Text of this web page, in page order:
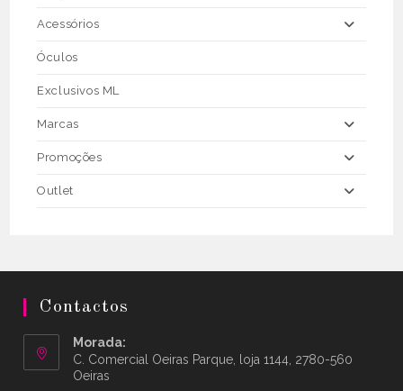
Acessórios
Óculos
Exclusivos ML
Marcas
Promoções
Outlet
Contactos
Morada:
C. Comercial Oeiras Parque, loja 1144, 2780-560
Oeiras